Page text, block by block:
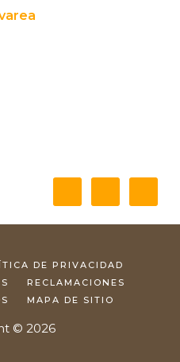
DE PRIVACIDAD
RECLAMACIONES
MAPA DE SITIO
© 2026